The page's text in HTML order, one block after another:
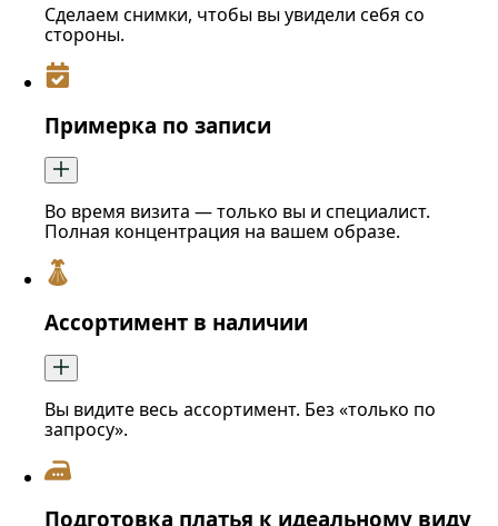
Сделаем снимки, чтобы вы увидели себя со
стороны.
Примерка по записи
Во время визита — только вы и специалист.
Полная концентрация на вашем образе.
Ассортимент в наличии
Вы видите весь ассортимент. Без «только по
запросу».
Подготовка платья к идеальному виду